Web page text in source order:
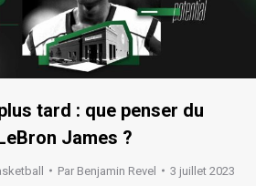
tard : que penser du
James ?
Par Benjamin Revel 3 juillet 2023